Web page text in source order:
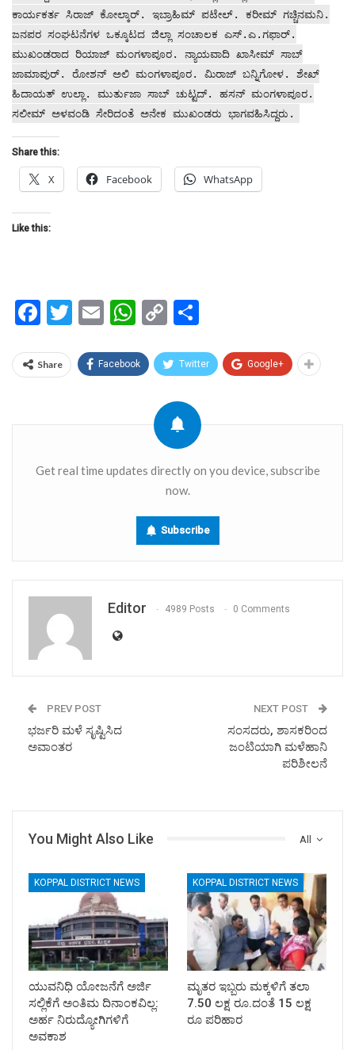
ಕಾರ್ಯಕರ್ತ ಸಿರಾಜ್ ಕೋಲ್ಕಾರ್. ಇಬ್ರಾಹಿಮ್ ಪಟೇಲ್. ಕರೀಮ್ ಗಚ್ಚಿನಮನಿ.
ಜನಪರ ಸಂಘಟನೆಗಳ ಒಕ್ಕೂಟದ ಜಿಲ್ಲಾ ಸಂಚಾಲಕ ಎಸ್.ಎ.ಗಫಾರ್.
ಮುಖಂಡರಾದ ರಿಯಾಜ್ ಮಂಗಳಾಪೂರ. ನ್ಯಾಯವಾದಿ ಖಾಸೀಮ್ ಸಾಬ್
ಜಾಮಾಪುರ್. ರೋಶನ್ ಅಲಿ ಮಂಗಳಾಪೂರ. ಮಿರಾಜ್ ಬನ್ನಿಗೋಳ. ಶೇಖ್
ಹಿದಾಯತ್ ಉಲ್ಲಾ. ಮುರ್ತುಜಾ ಸಾಬ್ ಚುಟ್ಟದ್. ಹಸನ್ ಮಂಗಳಾಪೂರ.
ಸಲೀಮ್ ಅಳವಂಡಿ ಸೇರಿದಂತೆ ಅನೇಕ ಮುಖಂಡರು ಭಾಗವಹಿಸಿದ್ದರು.
Share this:
X Facebook WhatsApp
Like this:
Facebook
Twitter
EmailWhatsApp
Copy
Share Facebook Twitter Google+
Get real time updates directly on you device, subscribe
now.
Subscribe
Editor 4989 Posts 0 Comments
PREV POST
ಭರ್ಜರಿ ಮಳೆ ಸೃಷ್ಟಿಸಿದ
ಅವಾಂತರ
NEXT POST
ಸಂಸದರು, ಶಾಸಕರಿಂದ
ಜಂಟಿಯಾಗಿ ಮಳೆಹಾನಿ
ಪರಿಶೀಲನೆ
All
You Might Also Like
KOPPAL DISTRICT NEWS
ಯುವನಿಧಿ ಯೋಜನೆಗೆ ಅರ್ಜಿ
ಸಲ್ಲಿಕೆಗೆ ಅಂತಿಮ ದಿನಾಂಕವಿಲ್ಲ:
ಅರ್ಹ ನಿರುದ್ಯೋಗಿಗಳಿಗೆ
ಅವಕಾಶ
KOPPAL DISTRICT NEWS
ಮೃತರ ಇಬ್ಬರು ಮಕ್ಕಳಿಗೆ ತಲಾ
7.50 ಲಕ್ಷ ರೂ.ದಂತೆ 15 ಲಕ್ಷ
ರೂ ಪರಿಹಾರ